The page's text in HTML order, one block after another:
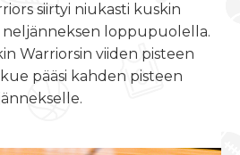
siirtyi niukasti kuskin
loppupuolella.
Warriorsin viiden pisteen
pääsi kahden pisteen